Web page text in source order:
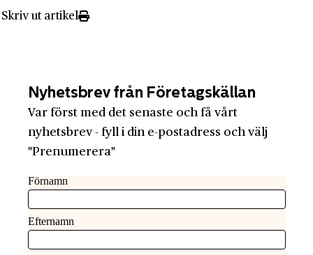
Skriv ut artikel
Nyhetsbrev från Företagskällan
Var först med det senaste och få vårt
nyhetsbrev - fyll i din e-postadress och välj
"Prenumerera"